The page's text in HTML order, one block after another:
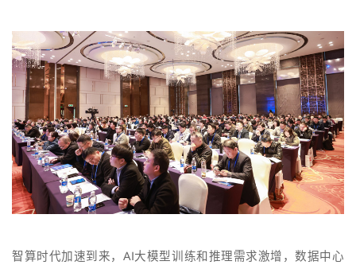
智算时代加速到来，AI大模型训练和推理需求激增，数据中心